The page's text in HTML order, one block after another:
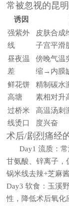
常被忽视的昆
诱因
强紫外
线
皮肤合
子宫平滑
昼夜温
差
傍晚气温
缩→内膜
鲜花饼
高塘
精制碳水
素相对升
过桥米
线烫口
高温汤刺
度兴奋
术后/剧烈痛经
Day1 流质：
甘氨酸、锌离子，
锅米线去辣+芝麻
Day3 软食：玉溪
性，降低术后氧化